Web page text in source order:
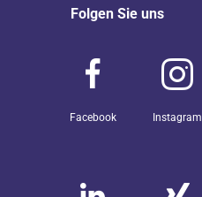
Folgen Sie uns
Facebook Instagram